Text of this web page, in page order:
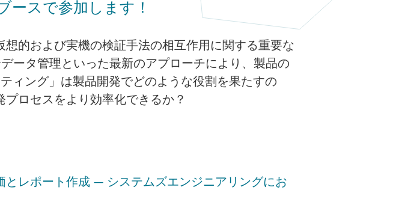
ースで参加します！
的および実機の検証手法の相互作用に関する重要な
ータ管理といった最新のアプローチにより、製品の
ィング」は製品開発でどのような役割を果たすの
ロセスをより効率化できるか？
レポート作成 — システムズエンジニアリングにお